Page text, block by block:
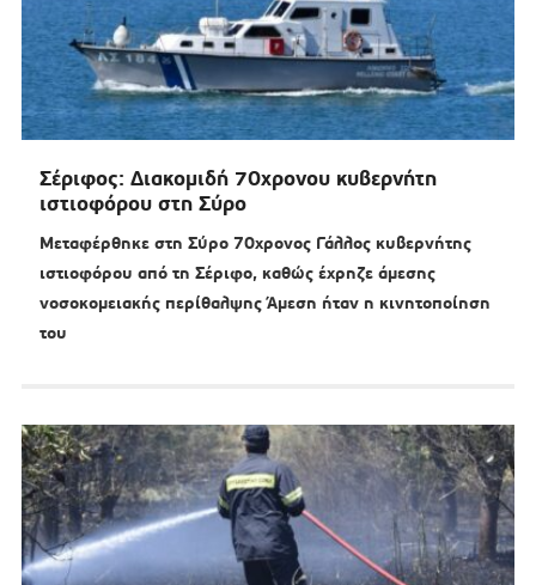
Σέριφος: Διακομιδή 70χρονου κυβερνήτη
ιστιοφόρου στη Σύρο
Μεταφέρθηκε στη Σύρο 70χρονος Γάλλος κυβερνήτης
ιστιοφόρου από τη Σέριφο, καθώς έχρηζε άμεσης
νοσοκομειακής περίθαλψης Άμεση ήταν η κινητοποίηση
του